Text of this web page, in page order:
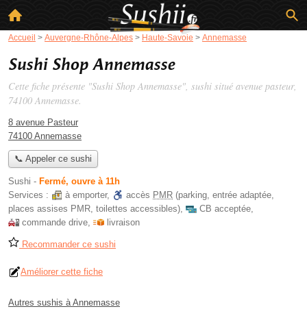
Accueil > Auvergne-Rhône-Alpes > Haute-Savoie > Annemasse
Sushi Shop Annemasse
Cette fiche présente "Sushi Shop Annemasse", sushi situé avenue pasteur,
74100 Annemasse.
8 avenue Pasteur
74100 Annemasse
📞 Appeler ce sushi
Sushi - Fermé, ouvre à 11h
Services :
à emporter, accès PMR (parking, entrée adaptée,
places assises PMR, toilettes accessibles), CB acceptée,
commande drive, livraison
Recommander ce sushi
Améliorer cette fiche
Autres sushis à Annemasse